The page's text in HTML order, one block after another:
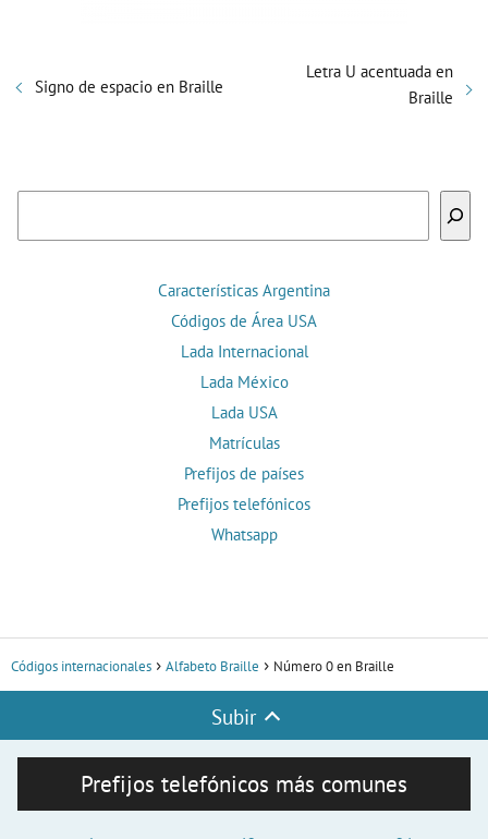
Signo de espacio en Braille
Letra U acentuada en
Braille
Características Argentina
Códigos de Área USA
Lada Internacional
Lada México
Lada USA
Matrículas
Prefijos de países
Prefijos telefónicos
Whatsapp
Códigos internacionales Alfabeto Braille Número 0 en Braille
Subir
Prefijos telefónicos más comunes